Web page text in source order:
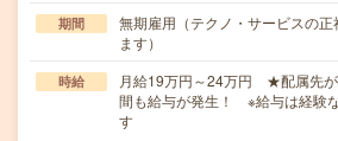
期間
無期雇用（テクノ・サービスの
ます）
時給
月給19万円～24万円 ★配属先が
間も給与が発生！ ※給与は経験
す